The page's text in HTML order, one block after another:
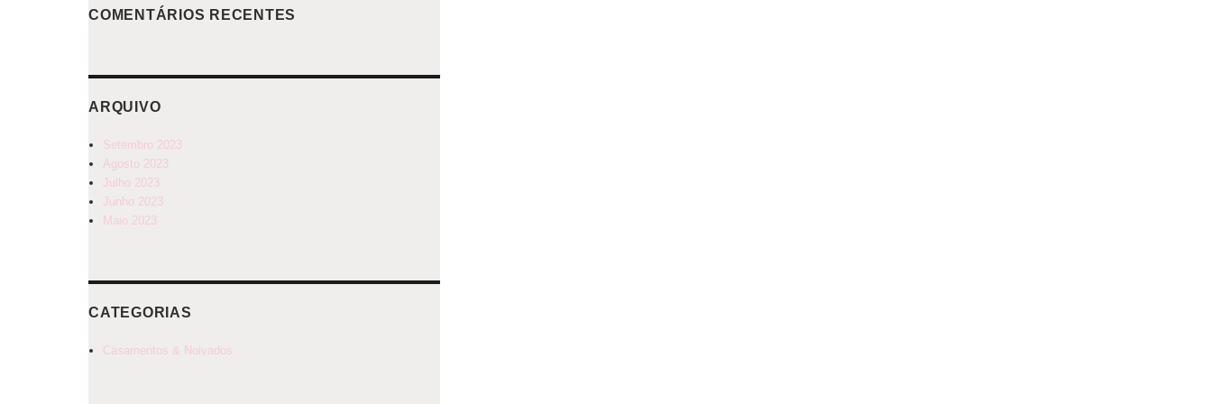
COMENTÁRIOS RECENTES
ARQUIVO
Setembro 2023
Agosto 2023
Julho 2023
Junho 2023
Maio 2023
CATEGORIAS
Casamentos & Noivados